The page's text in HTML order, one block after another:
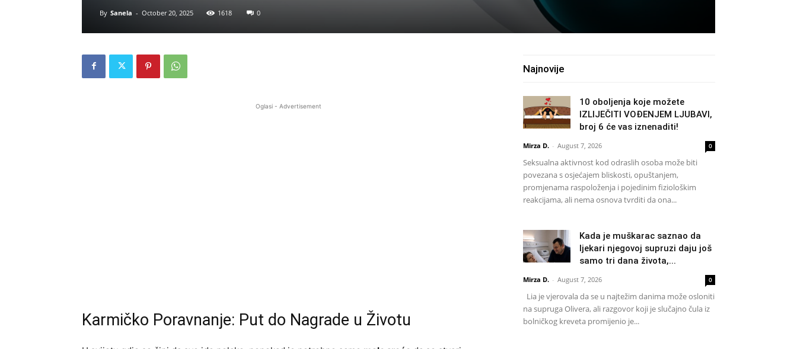
By Sanela - October 20, 2025 1618 0
Oglasi - Advertisement
Karmičko Poravnanje: Put do Nagrade u Životu
Najnovije
10 oboljenja koje možete
IZLIJEČITI VOĐENJEM LJUBAVI,
broj 6 će vas iznenaditi!
Mirza D. - August 7, 2026 0
Seksualna aktivnost kod odraslih osoba može biti
povezana s osjećajem bliskosti, opuštanjem,
promjenama raspoloženja i pojedinim fiziološkim
reakcijama, ali nema osnova tvrditi da ona...
Kada je muškarac saznao da
ljekari njegovoj supruzi daju još
samo tri dana života,...
Mirza D. - August 7, 2026 0
Lia je vjerovala da se u najtežim danima može osloniti
na supruga Olivera, ali razgovor koji je slučajno čula iz
bolničkog kreveta promijenio je...